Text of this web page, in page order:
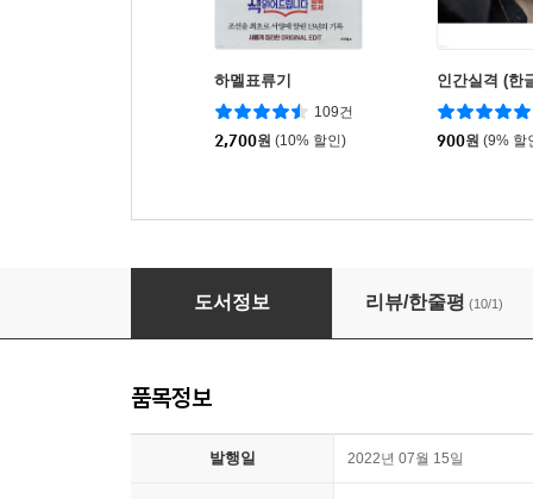
하멜표류기
109건
2,700원 (10% 할인)
인간실격 (한
900원 (9% 할
건축가 아빠가 들려주는 건축 이야기
도서정보 리뷰/한줄평 (10/1)
품목정보
발행일 2022년 07월 15일